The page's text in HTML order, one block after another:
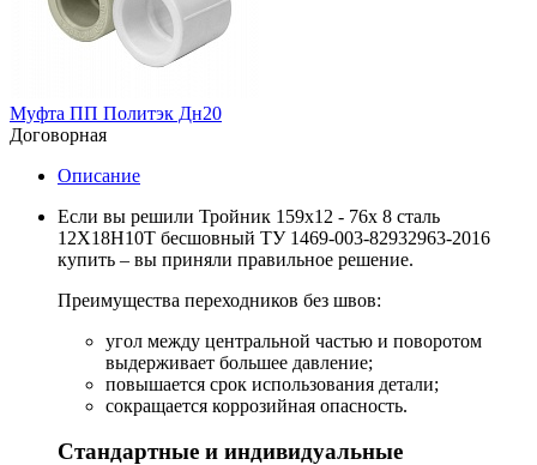
Муфта ПП Политэк Дн20
Договорная
Описание
Если вы решили Тройник 159х12 - 76х 8 сталь
12Х18Н10Т бесшовный ТУ 1469-003-82932963-2016
купить – вы приняли правильное решение.
Преимущества переходников без швов:
угол между центральной частью и поворотом
выдерживает большее давление;
повышается срок использования детали;
сокращается коррозийная опасность.
Стандартные и индивидуальные